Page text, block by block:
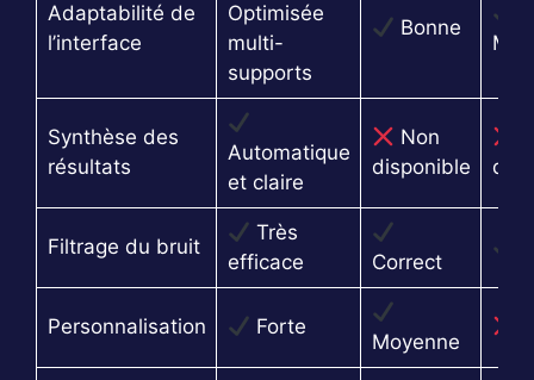
Adaptabilité de
l’interface
Optimisée
multi-
supports
Bonne
Synthèse des
résultats
Automatique
et claire
Non
disponible
Filtrage du bruit
Très
efficace
Correct
Personnalisation Forte
Moyenne